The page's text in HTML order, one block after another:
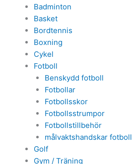
Badminton
Basket
Bordtennis
Boxning
Cykel
Fotboll
Benskydd fotboll
Fotbollar
Fotbollsskor
Fotbollsstrumpor
Fotbollstillbehör
målvaktshandskar fotboll
Golf
Gym / Träning